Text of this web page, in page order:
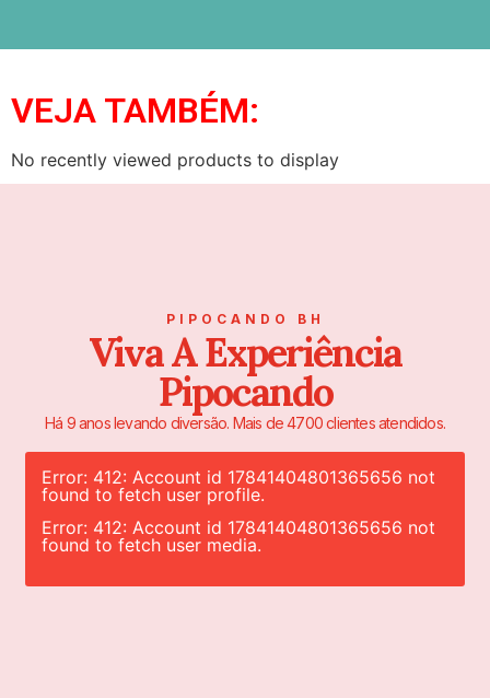
VEJA TAMBÉM:
No recently viewed products to display
PIPOCANDO BH
Viva A Experiência
Pipocando
Há 9 anos levando diversão. Mais de 4700 clientes atendidos.
Error: 412: Account id 17841404801365656 not
found to fetch user profile.
Error: 412: Account id 17841404801365656 not
found to fetch user media.